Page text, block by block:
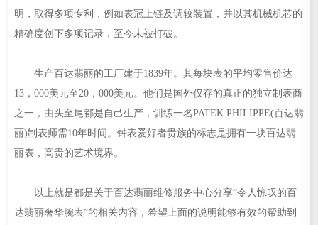
明，取得多项专利，例如表冠上链及调较装置，并以其机械机芯的
精确度创下多项记录，至今未被打破。
生产百达翡丽的工厂建于1839年。其每块表的平均零售价达
13，000美元至20，000美元。他们是国外仅存的真正的独立制表商
之一，由头至尾都是自己生产，训练一名PATEK PHILIPPE(百达翡
丽)制表师需10年时间。钟表爱好者贵族的标志是拥有一块百达翡
丽表，高贵的艺术境界。
以上就是都是关于百达翡丽维修服务中心分享“令人惊叹的百
达翡丽奢华腕表”的相关内容，希望上面的说明能够有效的帮助到